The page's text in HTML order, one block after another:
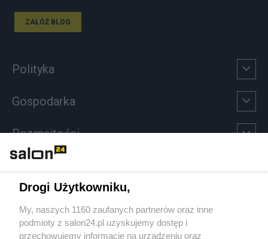
ZAŁÓŻ BLOG
Polityka
Gospodarka
Rozmaitości
Sport
Społeczeństwo
Drogi Użytkowniku,
My, naszych 1160 zaufanych partnerów oraz inne
podmioty z salon24.pl uzyskujemy dostęp i
przechowujemy informacje na urządzeniu oraz